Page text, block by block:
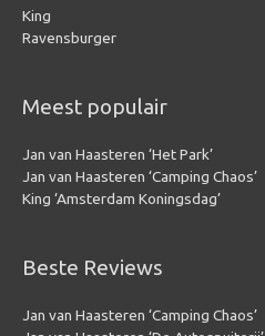
King
Ravensburger
Meest populair
Jan van Haasteren ‘Het Park’
Jan van Haasteren ‘Camping Chaos’
King ‘Amsterdam Koningsdag’
Beste Reviews
Jan van Haasteren ‘Camping Chaos’